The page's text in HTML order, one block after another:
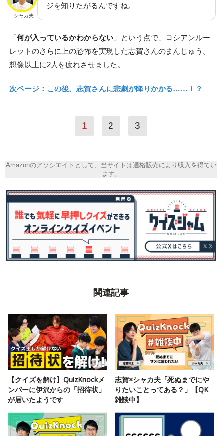
シャカ夫
ジを知りたがるんですね。
「何が入っているかわからない」という点で、ロシアンルー
レットのさらに上の恐怖を実現した志賀さんのまんじゅう。
想像以上に2人を疲れさせました。
次ページ：この後、志賀さんに悲劇が降りかかる……！？
1 2 3
Amazonのアソシエイトとして、当サイトは適格販売により収入を得てい
ます。
関連記事
【クイズを解け】QuizKnockメ
ンバーに伊沢からの「招待状」
が届いたようです
志賀×シャカ夫「死ぬまでにや
りたいことってある？」【QK
雑談中】